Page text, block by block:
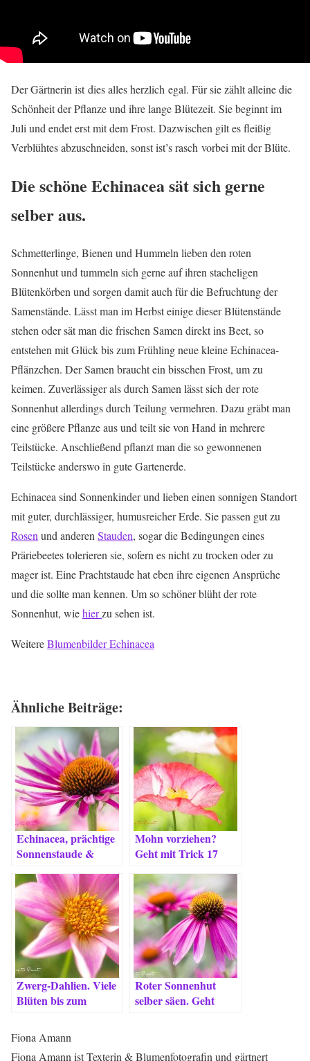
Der Gärtnerin ist dies alles herzlich egal. Für sie zählt alleine die
Schönheit der Pflanze und ihre lange Blütezeit. Sie beginnt im
Juli und endet erst mit dem Frost. Dazwischen gilt es fleißig
Verblühtes abzuschneiden, sonst ist’s rasch vorbei mit der Blüte.
Die schöne Echinacea sät sich gerne
selber aus.
Schmetterlinge, Bienen und Hummeln lieben den roten
Sonnenhut und tummeln sich gerne auf ihren stacheligen
Blütenkörben und sorgen damit auch für die Befruchtung der
Samenstände. Lässt man im Herbst einige dieser Blütenstände
stehen oder sät man die frischen Samen direkt ins Beet, so
entstehen mit Glück bis zum Frühling neue kleine Echinacea-
Pflänzchen. Der Samen braucht ein bisschen Frost, um zu
keimen. Zuverlässiger als durch Samen lässt sich der rote
Sonnenhut allerdings durch Teilung vermehren. Dazu gräbt man
eine größere Pflanze aus und teilt sie von Hand in mehrere
Teilstücke. Anschließend pflanzt man die so gewonnenen
Teilstücke anderswo in gute Gartenerde.
Echinacea sind Sonnenkinder und lieben einen sonnigen Standort
mit guter, durchlässiger, humusreicher Erde. Sie passen gut zu
Rosen und anderen Stauden, sogar die Bedingungen eines
Präriebeetes tolerieren sie, sofern es nicht zu trocken oder zu
mager ist. Eine Prachtstaude hat eben ihre eigenen Ansprüche
und die sollte man kennen. Um so schöner blüht der rote
Sonnenhut, wiehierzu sehen ist.
WeitereBlumenbilder Echinacea
Ähnliche Beiträge:
Echinacea, prächtige
Sonnenstaude &
Mohn vorziehen?
Geht mit Trick 17
Zwerg-Dahlien. Viele
Blüten bis zum
Roter Sonnenhut
selber säen. Geht
Fiona Amann
Fiona Amann ist Texterin & Blumenfotografin und gärtnert